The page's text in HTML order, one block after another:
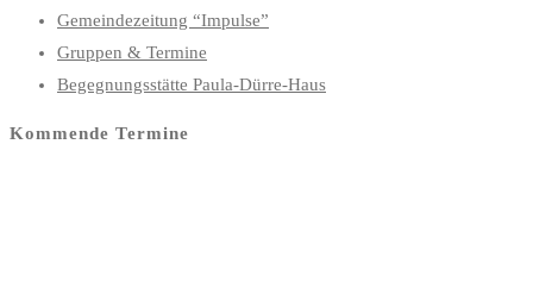
Gemeindezeitung “Impulse”
Gruppen & Termine
Begegnungsstätte Paula-Dürre-Haus
Kommende Termine